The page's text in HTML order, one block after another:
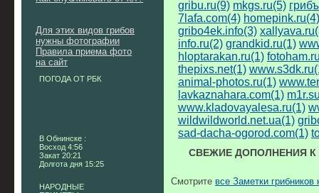
Для этих видов грибов
нужны фотографии
Правила приема фото
на сайт
ПОГОДА ОТ РБК
В Обнинске :
Восход 4:56
Закат 20:21
Долгота дня 15:25
НАРОДНЫЕ
gribu.ru(9) mkgs.ru(5)
7lafa.com(4) homepink.ru(4)
gribo4ek.info(3)
info.ru(2) grandkid.ru(1)
hloptarakan.ru(1)
thepixs.net(1)
animal-photos.ru(1)
lavkaznahara.com(1)
www.kladovayalesa.ru(1)
wildwildworld.net.ua(1)
sad-dacha-ogorod.com(1)
СВЕЖИЕ ДОПОЛНЕНИЯ
Смотрите все Заметки